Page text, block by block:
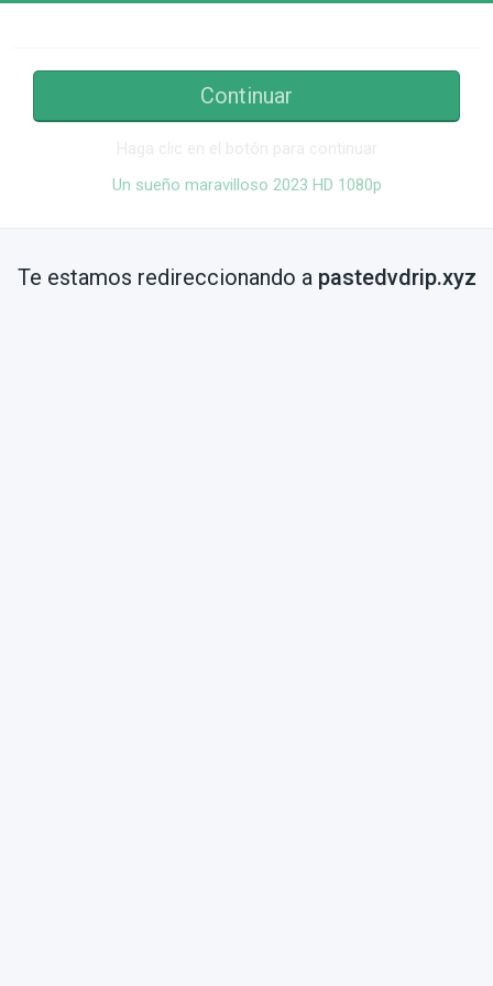
Continuar
Haga clic en el botón para continuar
Un sueño maravilloso 2023 HD 1080p
Te estamos redireccionando a pastedvdrip.xyz